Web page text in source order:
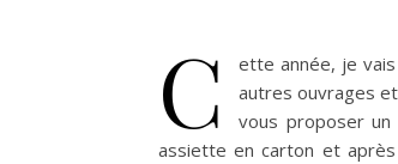
C
ette année, je
autres ouvrages
vous proposer un
assiette en carton et après